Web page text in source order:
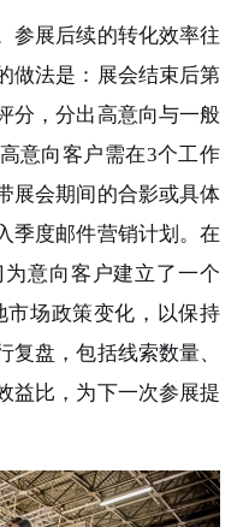
展后续的转化效率往
做法是：展会结束后第
分，分出高意向与一般
意向客户需在3个工作
展会期间的合影或具体
季度邮件营销计划。在
意向客户建立了一个
市场政策变化，以保持
盘，包括线索数量、
益比，为下一次参展提